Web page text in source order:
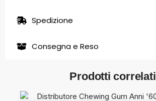
Spedizione
Consegna e Reso
Prodotti correlati